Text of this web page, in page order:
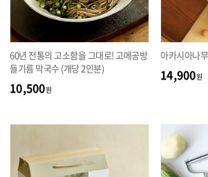
60년 전통의 고소함을 그대로! 고메공방
들기름 막국수 (개당 2인분)
10,500원
아카시아나
14,900원